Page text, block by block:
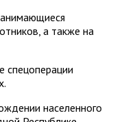
а также на
населенного